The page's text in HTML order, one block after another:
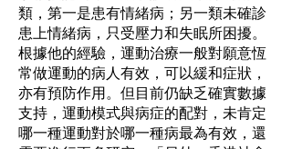
類，第一是患有情緒病；另一類未確診
患上情緒病，只受壓力和失眠所困擾。
根據他的經驗，運動治療一般對願意恆
常做運動的病人有效，可以緩和症狀，
亦有預防作用。但目前仍缺乏確實數據
支持，運動模式與病症的配對，未肯定
哪一種運動對於哪一種病最為有效，還